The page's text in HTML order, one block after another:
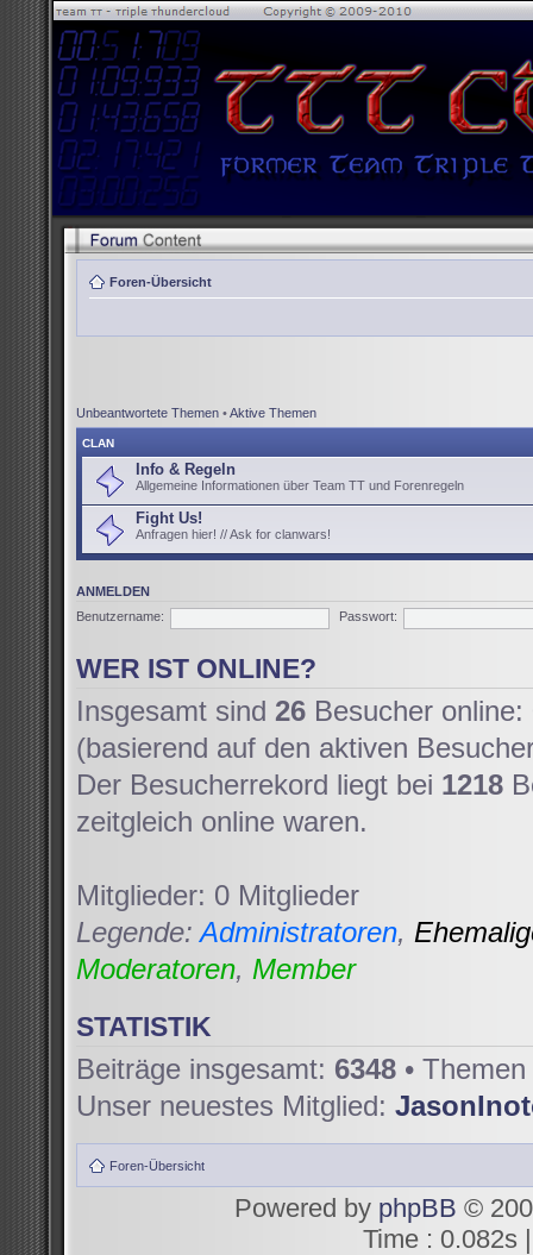
Foren-Übersicht
Unbeantwortete Themen •Aktive Themen
CLAN
Info & Regeln
Allgemeine Informationen über Team TT und Forenregeln
Fight Us!
Anfragen hier! // Ask for clanwars!
ANMELDEN
Benutzername:
Passwort:
WER IST ONLINE?
Insgesamt sind 26 Besucher
(basierend auf den aktiven
Der Besucherrekord liegt bei 1218
zeitgleich online waren.
Mitglieder: 0 Mitglieder
Legende:Administratoren,
Moderatoren, Member
STATISTIK
Beiträge insgesamt: 6348 •
Unser neuestes Mitglied:
Foren-Übersicht
Powered by phpBB ©
Time : 0.082s